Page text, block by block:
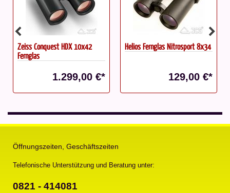
Zeiss Conquest HDX 10x42
Fernglas
1.299,00 €*
Helios Fernglas Nitrosport 8x34
129,00 €*
Öffnungszeiten, Geschäftszeiten
Telefonische Unterstützung und Beratung unter:
0821 - 414081